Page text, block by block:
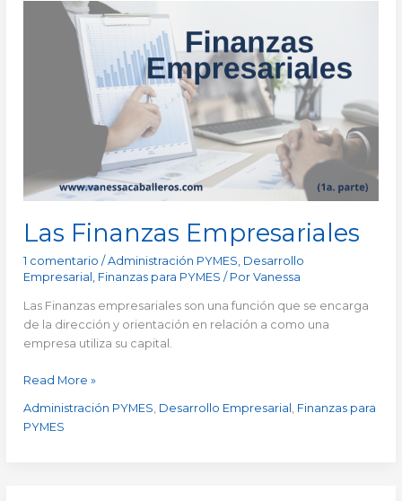
Las Finanzas Empresariales
1 comentario /Administración PYMES Desarrollo
Empresarial Finanzas para PYMES / PorVanessa
Las Finanzas empresariales son una función que se encarga
de la dirección y orientación en relación a como una
empresa utiliza su capital.
Finanzas
Empresariales
Read More »
Administración PYMES Desarrollo Empresarial
Finanzas para
PYMES